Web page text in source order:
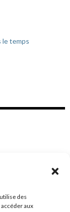
des
aux
le temps